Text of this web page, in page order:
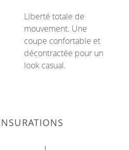
Liberté totale de
mouvement. Une
coupe confortable et
décontractée pour un
look casual.